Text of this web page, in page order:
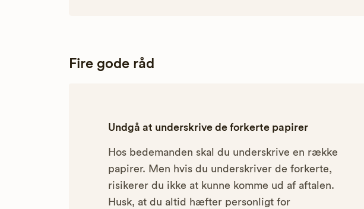
Fire gode råd
Undgå at underskrive de forkerte papirer
Hos bedemanden skal du underskrive en række
papirer. Men hvis du underskriver de forkerte,
risikerer du ikke at kunne komme ud af aftalen.
Husk, at du altid hæfter personligt for